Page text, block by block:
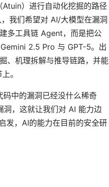
）进行自动化挖掘的路径
我们希望对 AI/大模型在漏洞
多工具链 Agent，而是把公
2.5 Pro 与 GPT-5。出
、机理拆解与推导链路，并能
。
中的漏洞已经没什么稀奇
，这就让我们对 AI 能力边
发，AI的能力在目前的安全研